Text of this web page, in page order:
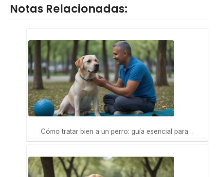
Notas Relacionadas:
Cómo tratar bien a un perro: guía esencial para…